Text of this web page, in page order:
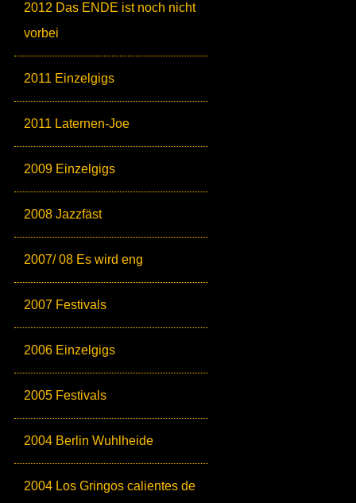
2012 Das ENDE ist noch nicht
vorbei
2011 Einzelgigs
2011 Laternen-Joe
2009 Einzelgigs
2008 Jazzfäst
2007/ 08 Es wird eng
2007 Festivals
2006 Einzelgigs
2005 Festivals
2004 Berlin Wuhlheide
2004 Los Gringos calientes de